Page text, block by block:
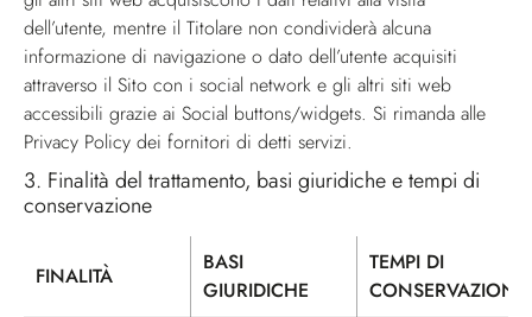
dell’utente, mentre il Titolare non condividerà alcuna
informazione di navigazione o dato dell’utente acquisiti
attraverso il Sito con i social network e gli altri siti web
accessibili grazie ai Social buttons/widgets. Si rimanda alle
Privacy Policy dei fornitori di detti servizi.
3. Finalità del trattamento, basi giuridiche e tempi di
conservazione
FINALITÀ
BASI
GIURIDICHE
TEMPI DI
CONSERVAZIONE